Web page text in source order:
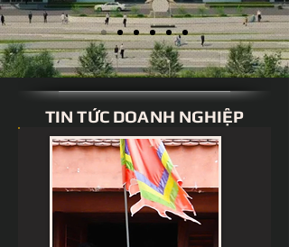
TIN TỨC DOANH NGHIỆP